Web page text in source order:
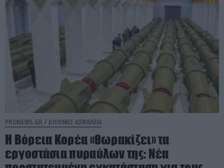
PRONEWS.GR / ΔΙΕΘΝΗΣ ΑΣΦΑΛΕΙΑ
Η Βόρεια Κορέα «θωρακίζει» τα
εργοστάσια πυραύλων της: Νέα